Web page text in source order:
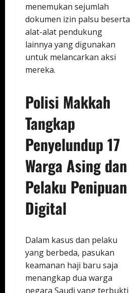
menemukan sejumlah
dokumen izin palsu beserta
alat-alat pendukung
lainnya yang digunakan
untuk melancarkan aksi
mereka.
Polisi Makkah
Tangkap
Penyelundup 17
Warga Asing dan
Pelaku Penipuan
Digital
Dalam kasus dan pelaku
yang berbeda, pasukan
keamanan haji baru saja
menangkap dua warga
negara Saudi yang terbukti